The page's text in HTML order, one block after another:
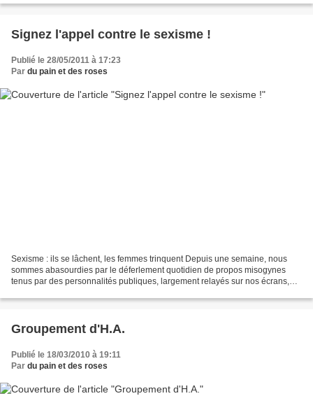
Signez l'appel contre le sexisme !
Publié le 28/05/2011 à 17:23
Par du pain et des roses
Sexisme : ils se lâchent, les femmes trinquent Depuis une semaine, nous
sommes abasourdies par le déferlement quotidien de propos misogynes
tenus par des personnalités publiques, largement relayés sur nos écrans,
Groupement d'H.A.
Publié le 18/03/2010 à 19:11
Par du pain et des roses